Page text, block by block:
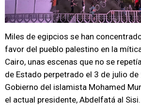
Miles de egipcios se han
favor del pueblo palestino en la
Cairo, unas escenas que no se
de Estado perpetrado el 3 de julio
Gobierno del islamista Mohamed
el actual presidente, Abdelfatá al Sisi.